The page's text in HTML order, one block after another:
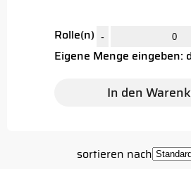
Rolle(n) -
Eigene Menge eingeben:
In den
sortieren nach